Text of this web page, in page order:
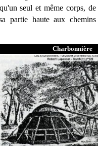
seul et même corps, de
partie haute aux chemins
Charbonnière